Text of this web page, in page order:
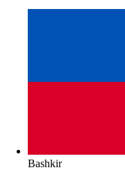
Bashkir